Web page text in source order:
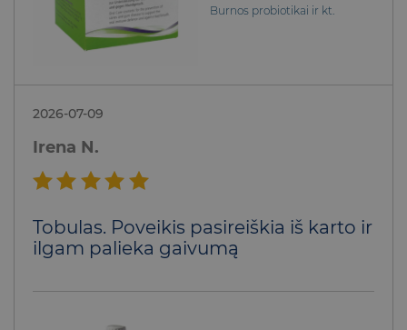
Burnos probiotikai ir kt.
2026-07-09
Irena N.
5iš 5
Tobulas. Poveikis pasireiškia iš karto ir
ilgam palieka gaivumą